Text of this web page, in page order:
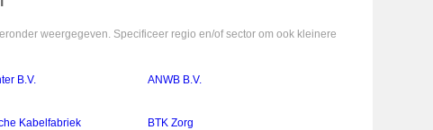
weergegeven. Specificeer regio en/of sector om ook kleinere
B.V. ANWB B.V.
Kabelfabriek BTK Zorg